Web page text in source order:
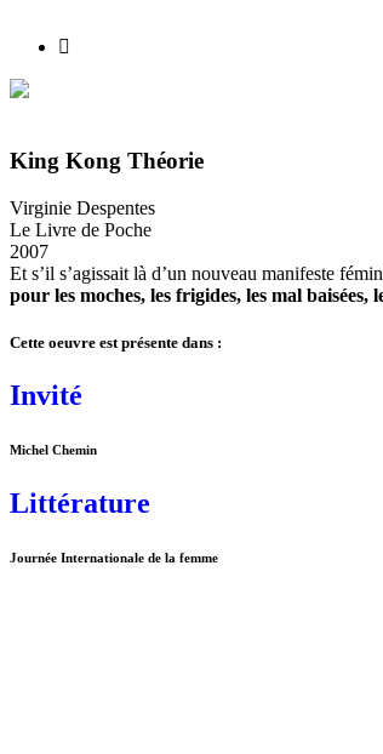
King Kong Théorie
Virginie Despentes
Le Livre de Poche
2007
Et s’il s’agissait là d’un nouveau manifeste
pour les moches, les frigides, les mal
Cette oeuvre est présente dans :
Invité
Michel Chemin
Littérature
Journée Internationale de la femme